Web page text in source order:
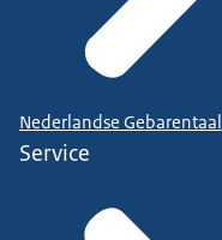
Nederlandse Gebarentaal
Service